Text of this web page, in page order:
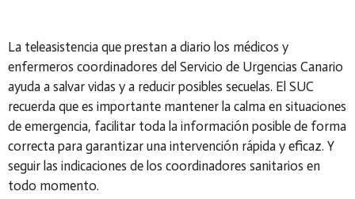
La teleasistencia que prestan a diario los médicos y
enfermeros coordinadores del Servicio de Urgencias Canario
ayuda a salvar vidas y a reducir posibles secuelas. El SUC
recuerda que es importante mantener la calma en situaciones
de emergencia, facilitar toda la información posible de forma
correcta para garantizar una intervención rápida y eficaz. Y
seguir las indicaciones de los coordinadores sanitarios en
todo momento.